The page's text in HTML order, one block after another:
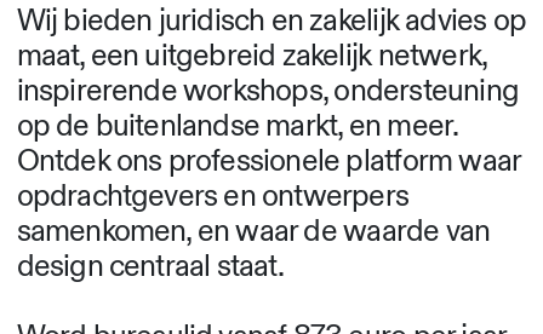
Wij bieden juridisch en zakelijk advies op
maat, een uitgebreid zakelijk netwerk,
inspirerende workshops, ondersteuning
op de buitenlandse markt, en meer.
Ontdek ons professionele platform waar
opdrachtgevers en ontwerpers
samenkomen, en waar de waarde van
design centraal staat.